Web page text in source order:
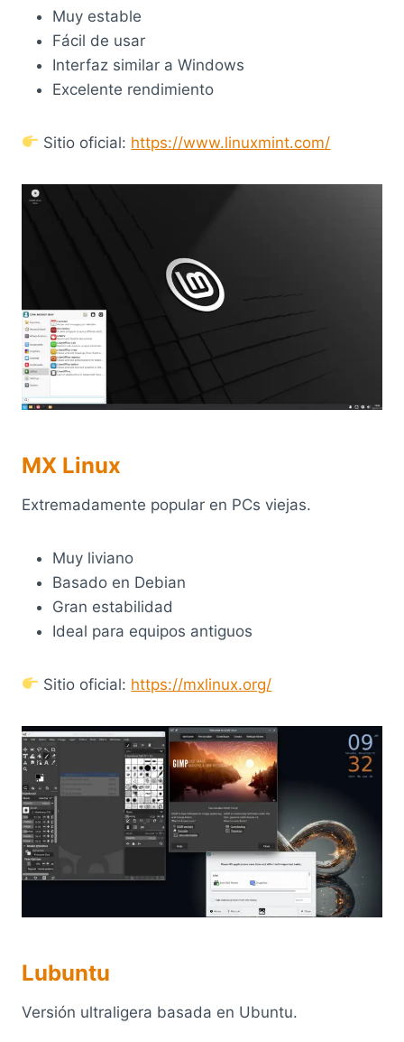
Muy estable
Fácil de usar
Interfaz similar a Windows
Excelente rendimiento
Sitio oficial: https://www.linuxmint.com/
MX Linux
Extremadamente popular en PCs viejas.
Muy liviano
Basado en Debian
Gran estabilidad
Ideal para equipos antiguos
Sitio oficial: https://mxlinux.org/
Lubuntu
Versión ultraligera basada en Ubuntu.